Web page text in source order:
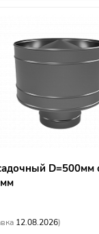
D=500мм
12.08.2026)